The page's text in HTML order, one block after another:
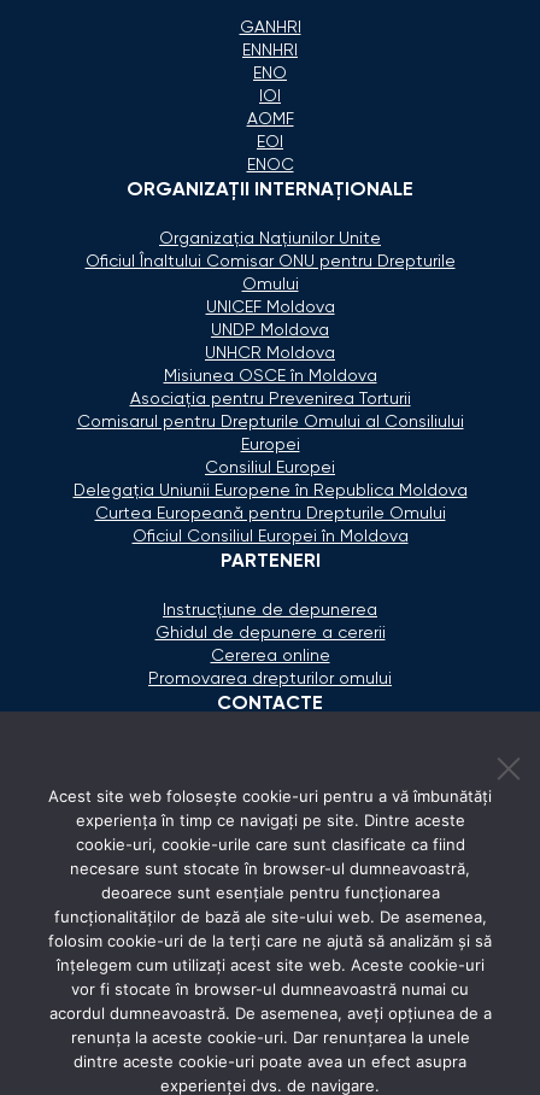
GANHRI
ENNHRI
ENO
IOI
AOMF
EOI
ENOC
ORGANIZAŢII INTERNAŢIONALE
Organizaţia Naţiunilor Unite
Oficiul Înaltului Comisar ONU pentru Drepturile
Omului
UNICEF Moldova
UNDP Moldova
UNHCR Moldova
Misiunea OSCE în Moldova
Asociaţia pentru Prevenirea Torturii
Comisarul pentru Drepturile Omului al Consiliului
Europei
Consiliul Europei
Delegaţia Uniunii Europene în Republica Moldova
Curtea Europeană pentru Drepturile Omului
Oficiul Consiliul Europei în Moldova
PARTENERI
Instrucțiune de depunerea
Ghidul de depunere a cererii
Cererea online
Promovarea drepturilor omului
CONTACTE
secretariat@ombudsman.md
Strada Calea Ieşilor 11/3, Chişinău
Luni - Vineri: 08:00 - 17:00
REȚELE SOCIALE
Acest site web folosește cookie-uri pentru a vă îmbunătăți
experiența în timp ce navigați pe site. Dintre aceste
cookie-uri, cookie-urile care sunt clasificate ca fiind
necesare sunt stocate în browser-ul dumneavoastră,
deoarece sunt esențiale pentru funcționarea
funcționalităților de bază ale site-ului web. De asemenea,
folosim cookie-uri de la terți care ne ajută să analizăm și să
înțelegem cum utilizați acest site web. Aceste cookie-uri
vor fi stocate în browser-ul dumneavoastră numai cu
acordul dumneavoastră. De asemenea, aveți opțiunea de a
renunța la aceste cookie-uri. Dar renunțarea la unele
dintre aceste cookie-uri poate avea un efect asupra
experienței dvs. de navigare.